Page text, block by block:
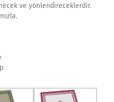
ve yönlendireceklerdir.